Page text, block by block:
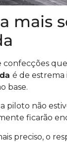
mais
confecções
é de estrema
base.
piloto não
ficarão
preciso, o